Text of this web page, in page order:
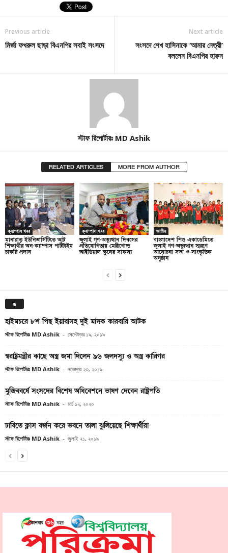
Previous article
মির্জা ফখরুল ছাড়া বিএনপির সবাই সংসদে
Next article
সংসদে শেখ হাসিনাকে ‘আমার নেত্রী’
বললেন বিএনপির হারুন
স্টাফ রিপোর্টারঃ MD Ashik
RELATED ARTICLES MORE FROM AUTHOR
ক্যাম্পাস খবর
মানারাত ইউনিভার্সিটিতে আট
শিক্ষার্থীর অন-ক্যাম্পাস পার্টটাইম
চাকরি প্রদান
ক্যাম্পাস খবর
জুলাই গণ-অভ্যুত্থান দিবসের
প্রতিযোগিতায় মেরীগোল্ড
আইডিয়াল স্কুলের সাফল্য
জাতীয়
বাংলাদেশ শিশু একাডেমিতে
জুলাই গণ-অভ্যুত্থান স্মরণে
আলোচনা সভা ও সাংস্কৃতিক
অনুষ্ঠান
জ
হাইমচরে ৮শ পিছ ইয়াবাসহ দুই মাদক কারবারি আটক
স্টাফ রিপোর্টারঃ MD Ashik - সেপ্টেম্বর ১৯, ২০১৯
স্বরাষ্ট্রমন্ত্রীর কাছে অস্ত্র জমা দিলেন ৯৬ জলদস্যু ও অস্ত্র কারিগর
স্টাফ রিপোর্টারঃ MD Ashik - নভেম্বর ২৩, ২০১৯
মুজিববর্ষে সংসদের বিশেষ অধিবেশনে ভাষণ দেবেন রাষ্ট্রপতি
স্টাফ রিপোর্টারঃ MD Ashik - মার্চ ১২, ২০২০
ঢাবিতে ক্লাস বর্জন করে ভবনে তালা ঝুলিয়েছে শিক্ষার্থীরা
স্টাফ রিপোর্টারঃ MD Ashik - জুলাই ২১, ২০১৯